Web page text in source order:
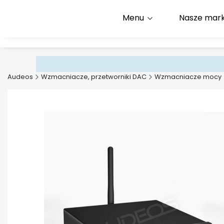
Infolinia:
+48 500 600
Menu Nasze
Audeos Wzmacniacze, przetworniki DAC Wzmacniacze mocy